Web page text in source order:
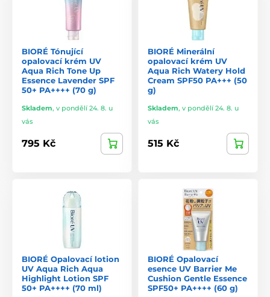
BIORÉ Tónující
opalovací krém UV
Aqua Rich Tone Up
Essence Lavender SPF
50+ PA++++ (70 g)
Skladem, v pondělí 24. 8. u
vás
795 Kč
BIORÉ Minerální
opalovací krém UV
Aqua Rich Watery Hold
Cream SPF50 PA+++ (50
g)
Skladem, v pondělí 24. 8. u
vás
515 Kč
BIORÉ Opalovací lotion
UV Aqua Rich Aqua
Highlight Lotion SPF
50+ PA++++ (70 ml)
BIORÉ Opalovací
esence UV Barrier Me
Cushion Gentle Essence
SPF50+ PA++++ (60 g)